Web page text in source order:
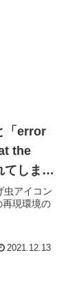
「error
the
しまう
虫アイコン
再現環境の
2021.12.13